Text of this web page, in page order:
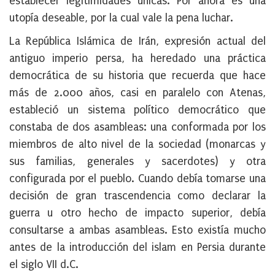
utopía deseable, por la cual vale la pena luchar.
La República Islámica de Irán, expresión actual del
antiguo imperio persa, ha heredado una práctica
democrática de su historia que recuerda que hace
más de 2.000 años, casi en paralelo con Atenas,
estableció un sistema político democrático que
constaba de dos asambleas: una conformada por los
miembros de alto nivel de la sociedad (monarcas y
sus familias, generales y sacerdotes) y otra
configurada por el pueblo. Cuando debía tomarse una
decisión de gran trascendencia como declarar la
guerra u otro hecho de impacto superior, debía
consultarse a ambas asambleas. Esto existía mucho
antes de la introducción del islam en Persia durante
el siglo VII d.C.